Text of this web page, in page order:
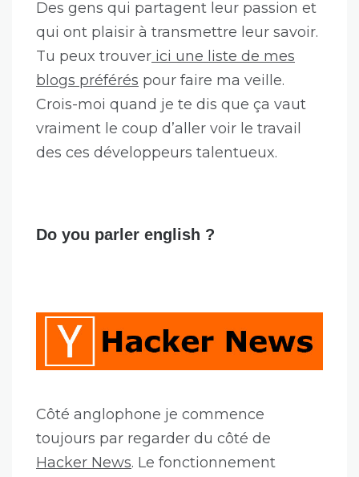
Des gens qui partagent leur passion et
qui ont plaisir à transmettre leur savoir.
Tu peux trouver ici une liste de mes
blogs préférés pour faire ma veille.
Crois-moi quand je te dis que ça vaut
vraiment le coup d’aller voir le travail
des ces développeurs talentueux.
Do you parler english ?
Côté anglophone je commence
toujours par regarder du côté de
Hacker News. Le fonctionnement